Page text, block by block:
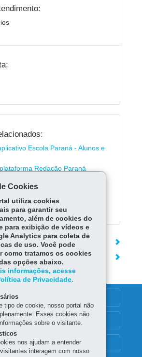
Escola Paraná - Alunos e
Redação Paraná
respostas para as dúvidas mais
o coronavírus (Covid-19)
Cookies
utiliza cookies
para garantir seu
além de cookies do
para exibição de vídeos e
Analytics para coleta de
de uso. Você pode
como tratamos os cookies
opções abaixo.
informações, acesse
de Privacidade.
tipo de cookie, nosso portal não
Esses cookies não
sobre o visitante.
nos ajudam a entender
interagem com nosso